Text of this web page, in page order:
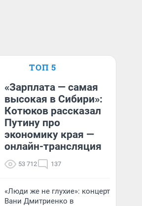
ТОП 5
«Зарплата — самая
высокая в Сибири»:
Котюков рассказал
Путину про
экономику края —
онлайн-трансляция
53 712 137
«Люди же не глухие»: концерт
Вани Дмитриенко в